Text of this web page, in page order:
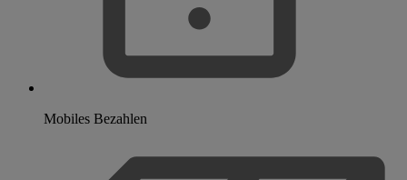
Mobiles Bezahlen